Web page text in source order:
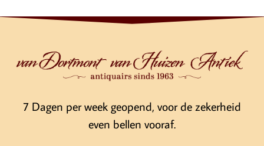
7 Dagen per week geopend, voor de zekerheid
even bellen vooraf.